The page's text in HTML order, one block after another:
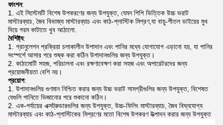
ফাংশন:
এই সিস্টেমটি বিশেষ উপকরণের জন্য উপযুক্ত, যেমন পিপি ভিত্তিক উচ্চ ভরাট
মাস্টারব্যাচ, জৈব বিভাজ্য মাস্টারব্যাচ এবং কাঠ-প্লাস্টিক মিশ্রণ,যা বায়ু-শীতল ডাইয়ের মুখ
দিয়ে গরম কাটাতে খুব আঠালো.
বৈশিষ্ট্য:
গ্রানুলেশন প্রক্রিয়া চলাকালীন উপাদান এবং পানির মধ্যে যোগাযোগ এড়ানো হয়, যা পানির
সংস্পর্শে আসার পরে শুষ্ক করা কঠিন উপাদানগুলির জন্য উপযুক্ত।
কাঠামোটি সহজ, পরিচালনা এবং রক্ষণাবেক্ষণ করা সহজ এবং অপারেটরদের জন্য
প্রয়োজনীয়তা বেশি নয়।
প্রয়োগ:
উপাদানগুলির গুণমান নিশ্চিত করার জন্য উচ্চ ভরাট সামগ্রীগুলির জন্য উপযুক্ত, বিশেষত
যেগুলি পানিতে ভিজানোর পরে শুকানো কঠিন।
এক-পর্যায়ের এক্সট্রুডারগুলির জন্য উপযুক্ত, উচ্চ-ফিলিং মাস্টারব্যাচ, জৈব বিঘ্নযোগ্য
মাস্টারব্যাচ এবং কাঠ-প্লাস্টিকের মিশ্রণের মতো বিশেষ উপকরণ উত্পাদন করার জন্য উপযুক্ত